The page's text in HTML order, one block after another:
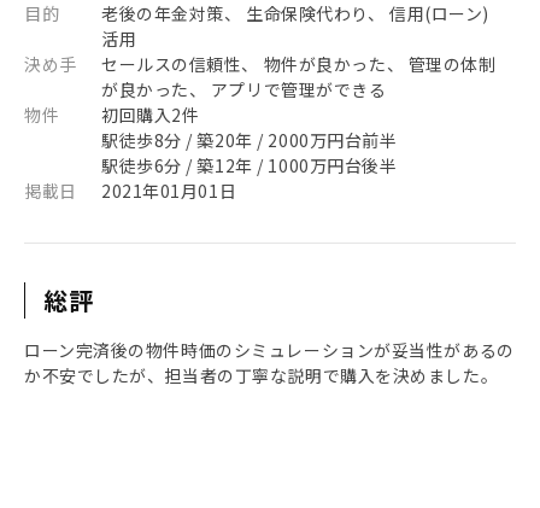
目的
老後の年金対策、 生命保険代わり、 信用(ローン)
活用
決め手
セールスの信頼性、 物件が良かった、 管理の体制
が良かった、 アプリで管理ができる
物件
初回購入2件
駅徒歩8分 / 築20年 / 2000万円台前半
駅徒歩6分 / 築12年 / 1000万円台後半
掲載日
2021年01月01日
総評
ローン完済後の物件時価のシミュレーションが妥当性があるの
か不安でしたが、担当者の丁寧な説明で購入を決めました。